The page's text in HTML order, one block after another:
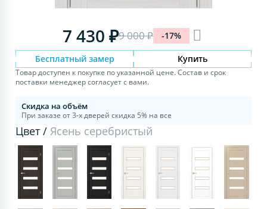
7 430 ₽9 000 ₽ -17%
Бесплатный замер Купить
Товар доступен к покупке по указанной цене. Состав и срок
поставки менеджер согласует с вами.
Скидка на объём
При заказе от 3-х дверей скидка 5% на все
Цвет /Ясень серебристый